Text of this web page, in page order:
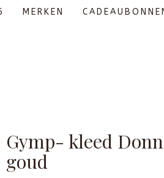
MERKEN
Gymp- kleed
goud